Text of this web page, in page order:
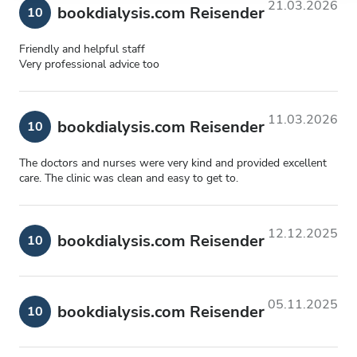
10 bookdialysis.com Reisender 21.03.2026
Friendly and helpful staff
Very professional advice too
10 bookdialysis.com Reisender 11.03.2026
The doctors and nurses were very kind and provided excellent
care. The clinic was clean and easy to get to.
10 bookdialysis.com Reisender 12.12.2025
10 bookdialysis.com Reisender 05.11.2025